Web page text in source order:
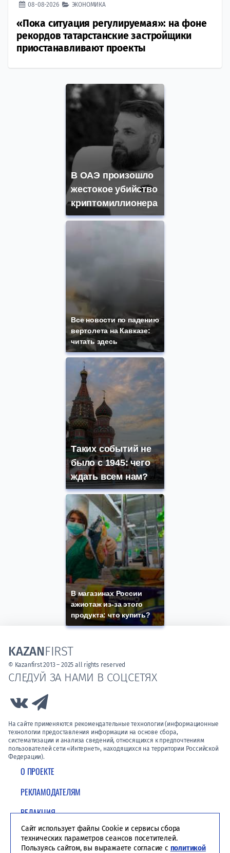
08-08-2026 ЭКОНОМИКА
«Пока ситуация регулируемая»: на фоне
рекордов татарстанские застройщики
приостанавливают проекты
В ОАЭ произошло
жестокое убийство
криптомиллионера
Все новости по падению
вертолета на Кавказе:
читать здесь
Таких событий не
было с 1945: чего
ждать всем нам?
В магазинах России
ажиотаж из-за этого
продукта: что купить?
О ПРОЕКТЕ
РЕКЛАМОДАТЕЛЯМ
РЕДАКЦИЯ
ПОЛИТИКА КОНФИДЕНЦИАЛЬНОСТИ
СЛЕДУЙ ЗА НАМИ В СОЦСЕТЯХ
Link to Vk
На сайте применяются рекомендательные технологии (информационные
технологии предоставления информации на основе сбора,
систематизации и анализа сведений, относящихся к предпочтениям
пользователей сети «Интернет», находящихся на территории Российской
Федерации).
KAZANFIRST
© Kazanfirst 2013 – 2025 all rights reserved
Сайт использует файлы Cookie и сервисы сбора
технических параметров сеансов посетителей.
Пользуясь сайтом, вы выражаете согласие с политикой